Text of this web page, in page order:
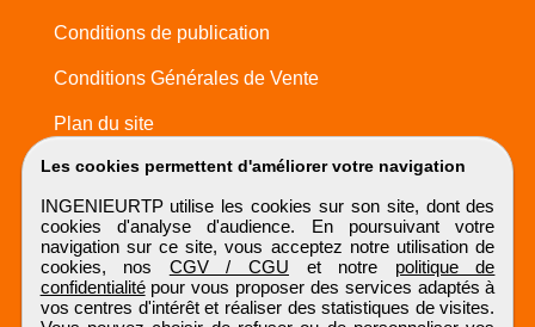
Les cookies permettent d'améliorer votre navigation
INGENIEURTP utilise les cookies sur son site, dont des
cookies d'analyse d'audience. En poursuivant votre
navigation sur ce site, vous acceptez notre utilisation de
cookies, nos CGV / CGU et notre politique de
confidentialitépour vous proposer des services adaptés à
vos centres d'intérêt et réaliser des statistiques de visites.
Conditions de publication
Conditions Générales de Vente
Plan du site